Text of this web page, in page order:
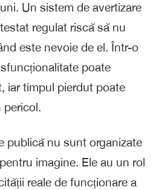
Un sistem de avertizare
regulat riscă să nu
este nevoie de el. Într-o
poate
iar timpul pierdut poate
pericol.
publică nu sunt organizate
imagine. Ele au un rol
reale de funcționare a